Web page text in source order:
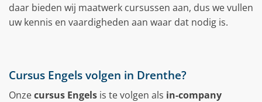
daar bieden wij maatwerk cursussen aan, dus we vullen
uw kennis en vaardigheden aan waar dat nodig is.
Cursus Engels volgen in Drenthe?
Onzecursus Engels is te volgen als in-company